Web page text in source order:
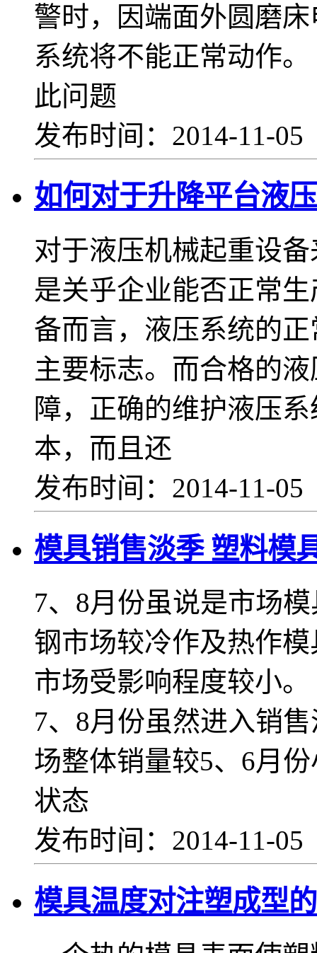
警时，因端面外圆磨
系统将不能正常动
此问题
发布时间：2014-11-
如何对于升降平台液
对于液压机械起重设
是关乎企业能否正常
备而言，液压系统的
主要标志。而合格的
障，正确的维护液压
本，而且还
发布时间：2014-11-
模具销售淡季 塑料模
7、8月份虽说是市场
钢市场较冷作及热作
市场受影响程度较
7、8月份虽然进入销
场整体销量较5、6月
状态
发布时间：2014-11-
模具温度对注塑成型